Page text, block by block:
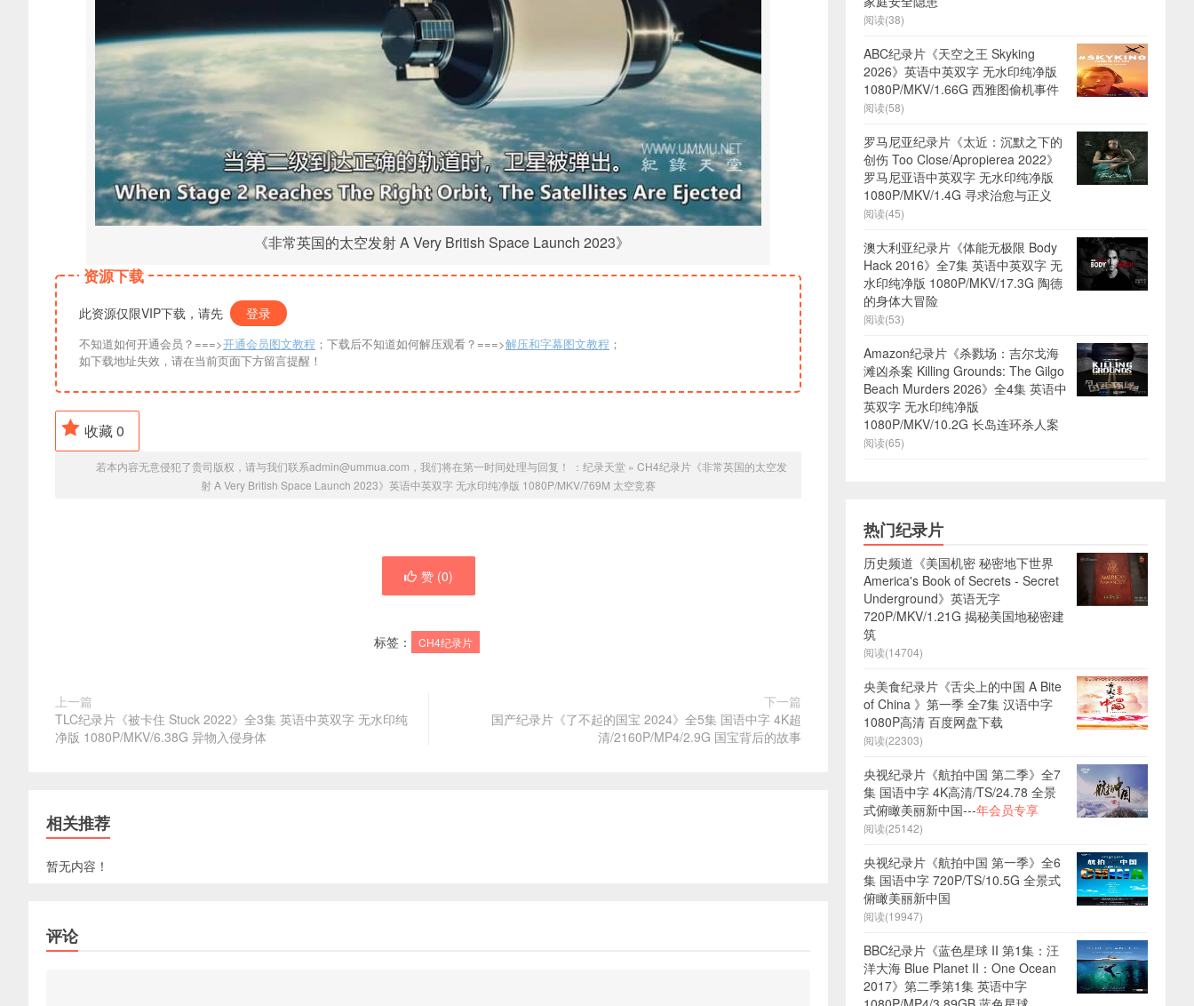
《非常英国的太空发射 A Very British Space Launch 2023》
资源下载
此资源仅限VIP下载，请先 登录
不知道如何开通会员？===>开通会员图文教程 ；下载后不知道如何解压观看？===>解压和字幕图文教程 ；
如下载地址失效，请在当前页面下方留言提醒！
收藏0
若本内容无意侵犯了贵司版权，请与我们联系admin@ummua.com，我们将在第一时间处理与回复！ ： 纪录天堂 » CH4纪录片《非常英国的太空发
射 A Very British Space Launch 2023》英语中英双字 无水印纯净版 1080P/MKV/769M 太空竞赛
赞 (0)
标签： CH4纪录片
上一篇
TLC纪录片《被卡住 Stuck 2022》全3集 英语中英双字 无水印纯
净版 1080P/MKV/6.38G 异物入侵身体
下一篇
国产纪录片《了不起的国宝 2024》全5集 国语中字 4K超
清/2160P/MP4/2.9G 国宝背后的故事
相关推荐
暂无内容！
评论
阅读(38)
ABC纪录片《天空之王 Skyking
2026》英语中英双字 无水印纯净版
1080P/MKV/1.66G 西雅图偷机事件
阅读(58)
罗马尼亚纪录片《太近：沉默之下的
创伤 Too Close/Apropierea 2022》
罗马尼亚语中英双字 无水印纯净版
1080P/MKV/1.4G 寻求治愈与正义
阅读(45)
澳大利亚纪录片《体能无极限 Body
Hack 2016》全7集 英语中英双字 无
水印纯净版 1080P/MKV/17.3G 陶德
的身体大冒险
阅读(53)
Amazon纪录片《杀戮场：吉尔戈海
滩凶杀案 Killing Grounds: The Gilgo
Beach Murders 2026》全4集 英语中
英双字 无水印纯净版
1080P/MKV/10.2G 长岛连环杀人案
阅读(65)
热门纪录片
历史频道《美国机密 秘密地下世界
America's Book of Secrets - Secret
Underground》英语无字
720P/MKV/1.21G 揭秘美国地秘密建
筑
阅读(14704)
央美食纪录片《舌尖上的中国 A Bite
of China 》第一季 全7集 汉语中字
1080P高清 百度网盘下载
阅读(22303)
央视纪录片《航拍中国 第二季》全7
集 国语中字 4K高清/TS/24.78 全景
式俯瞰美丽新中国---年会员专享
阅读(25142)
央视纪录片《航拍中国 第一季》全6
集 国语中字 720P/TS/10.5G 全景式
俯瞰美丽新中国
阅读(19947)
BBC纪录片《蓝色星球 II 第1集：汪
洋大海 Blue Planet II：One Ocean
2017》第二季第1集 英语中字